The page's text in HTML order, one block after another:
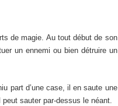
de magie. Au tout début de son
un ennemi ou bien détruire un
part d’une case, il en saute une
sauter par-dessus le néant.